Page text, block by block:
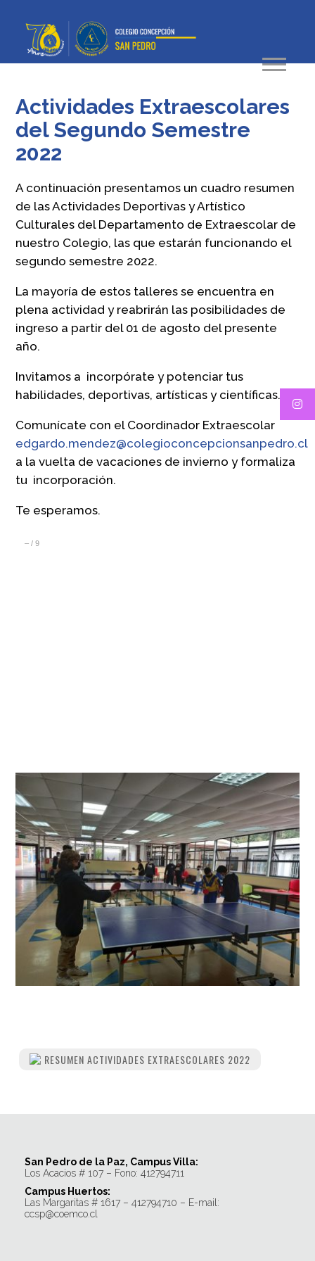
Actividades Extraescolares
del Segundo Semestre
2022
A continuación presentamos un cuadro resumen
de las Actividades Deportivas y Artístico
Culturales del Departamento de Extraescolar de
nuestro Colegio, las que estarán funcionando el
segundo semestre 2022.
La mayoría de estos talleres se encuentra en
plena actividad y reabrirán las posibilidades de
ingreso a partir del 01 de agosto del presente
año.
Invitamos a incorpórate y potenciar tus
habilidades, deportivas, artísticas y científicas.
Comunícate con el Coordinador Extraescolar
edgardo.mendez@colegioconcepcionsanpedro.cl
a la vuelta de vacaciones de invierno y formaliza
tu incorporación.
Te esperamos.
– /9
RESUMEN ACTIVIDADES EXTRAESCOLARES 2022
San Pedro de la Paz, Campus Villa:
Los Acacios # 107 – Fono: 412794711
Campus Huertos:
Las Margaritas # 1617 – 412794710 – E-mail:
ccsp@coemco.cl